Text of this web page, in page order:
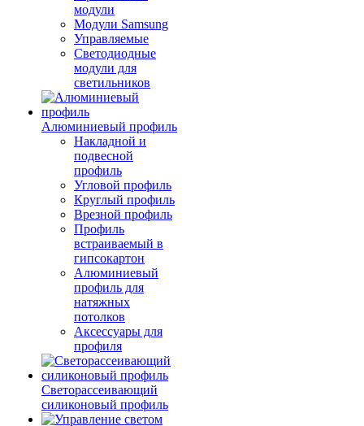
модули
Модули Samsung
Управляемые
Светодиодные
модули для
светильников
Алюминиевый профиль
Накладной и
подвесной
профиль
Угловой профиль
Круглый профиль
Врезной профиль
Профиль
встраиваемый в
гипсокартон
Алюминиевый
профиль для
натяжных
потолков
Аксессуары для
профиля
Светорассеивающий
силиконовый профиль